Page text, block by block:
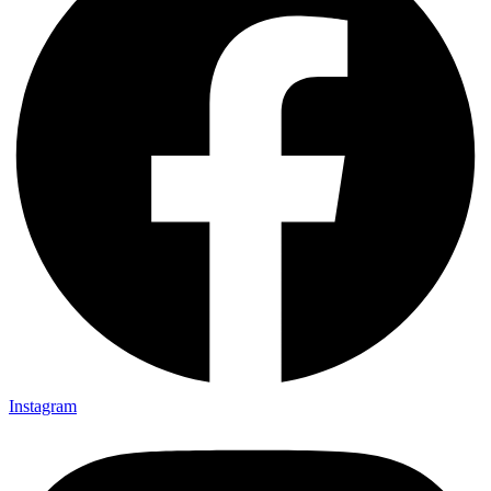
Instagram